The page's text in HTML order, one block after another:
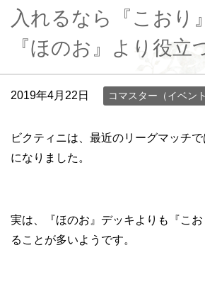
入れるなら『こおり
『ほのお』より役立
2019年4月22日 コマスター（イベン
ビクティニは、最近のリーグマッチ
になりました。
実は、『ほのお』デッキよりも『こ
ることが多いようです。